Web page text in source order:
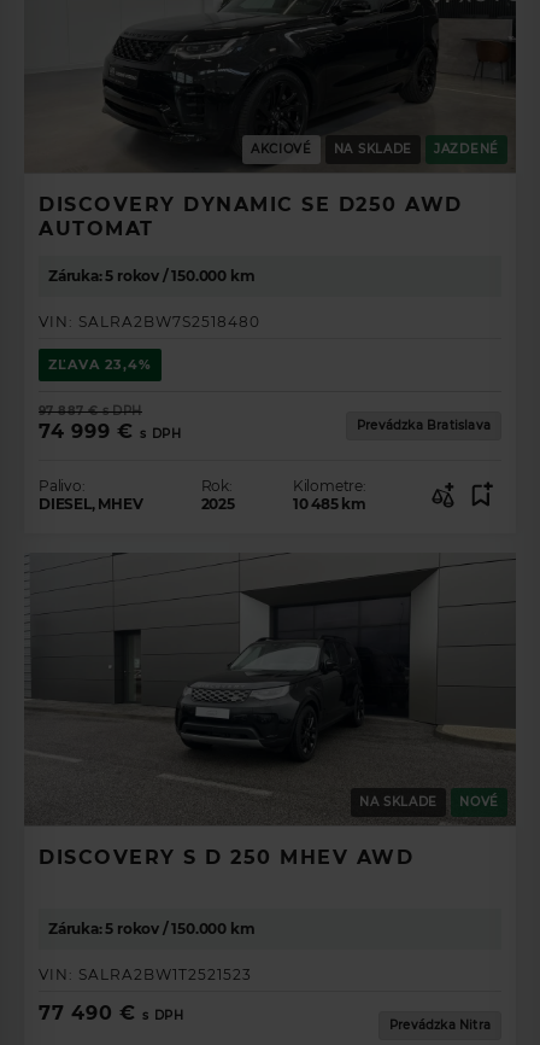
AKCIOVÉ NA SKLADE JAZDENÉ
DISCOVERY DYNAMIC SE D250 AWD
AUTOMAT
Záruka: 5 rokov / 150.000 km
VIN: SALRA2BW7S2518480
ZĽAVA 23,4%
97 887 € s DPH
74 999 € s DPH
Prevádzka Bratislava
Palivo:
DIESEL, MHEV
Rok:
2025
Kilometre:
10 485 km
NA SKLADE NOVÉ
DISCOVERY S D 250 MHEV AWD
Záruka: 5 rokov / 150.000 km
VIN: SALRA2BW1T2521523
77 490 € s DPH
Prevádzka Nitra